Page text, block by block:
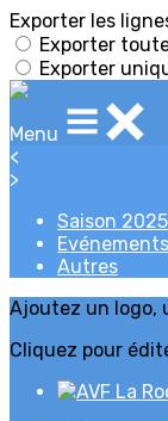
Exporter les
Exporter
Exporter
Menu
<
>
Saison
Autres
Ajoutez un logo,
Cliquez pour